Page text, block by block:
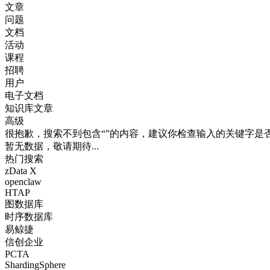
文章
问题
文档
活动
课程
招聘
用户
电子文档
知识库文章
高级
很抱歉，搜索不到包含“”的内容，建议你检查输入的关键字是
暂无数据，敬请期待...
热门搜索
zData X
openclaw
HTAP
图数据库
时序数据库
易鲸捷
信创企业
PCTA
ShardingSphere